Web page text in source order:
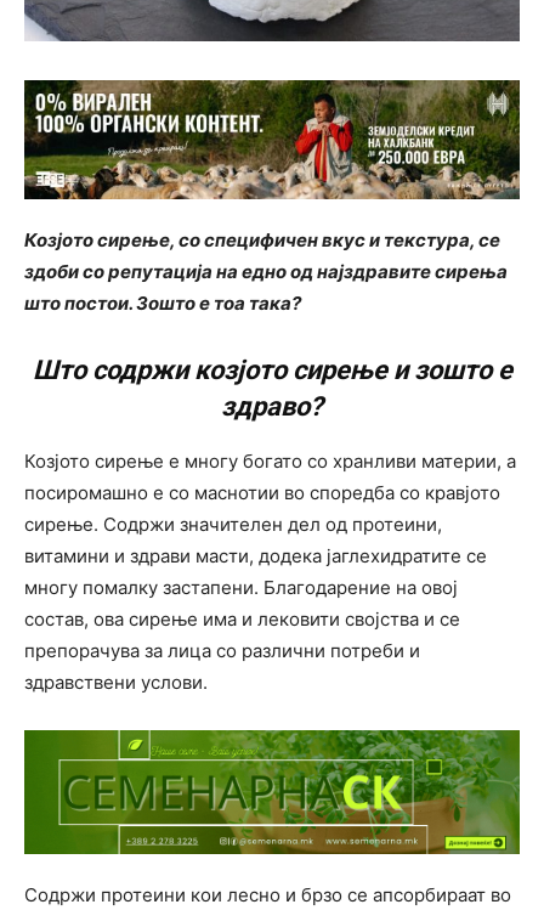
Козјото сирење, со специфичен вкус и текстура, се
здоби со репутација на едно од најздравите сирења
што постои. Зошто е тоа така?
Што содржи козјото сирење и зошто е
здраво?
Козјото сирење е многу богато со хранливи материи, а
посиромашно е со маснотии во споредба со кравјото
сирење. Содржи значителен дел од протеини,
витамини и здрави масти, додека јаглехидратите се
многу помалку застапени. Благодарение на овој
состав, ова сирење има и лековити својства и се
препорачува за лица со различни потреби и
здравствени услови.
Содржи протеини кои лесно и брзо се апсорбираат во